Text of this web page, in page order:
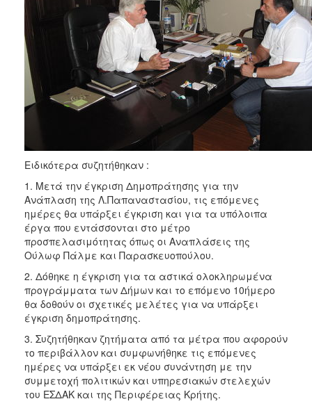
ΑΝΘΕΚΤΙΚΗ
ΠΟΛΗ
Ειδικότερα συζητήθηκαν :
1. Μετά την έγκριση Δημοπράτησης για την
Ανάπλαση της Λ.Παπαναστασίου, τις επόμενες
ημέρες θα υπάρξει έγκριση και για τα υπόλοιπα
έργα που εντάσσονται στο μέτρο
προσπελασιμότητας όπως οι Αναπλάσεις της
Ούλωφ Πάλμε και Παρασκευοπούλου.
2. Δόθηκε η έγκριση για τα αστικά ολοκληρωμένα
προγράμματα των Δήμων και το επόμενο 10ήμερο
θα δοθούν οι σχετικές μελέτες για να υπάρξει
έγκριση δημοπράτησης.
3. Συζητήθηκαν ζητήματα από τα μέτρα που αφορούν
το περιβάλλον και συμφωνήθηκε τις επόμενες
ημέρες να υπάρξει εκ νέου συνάντηση με την
συμμετοχή πολιτικών και υπηρεσιακών στελεχών
του ΕΣΔΑΚ και της Περιφέρειας Κρήτης.